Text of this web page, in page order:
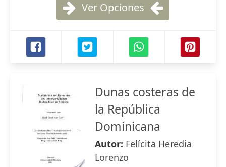
Ver Opciones
Dunas costeras de
la República
Dominicana
Autor: Felícita Heredia
Lorenzo